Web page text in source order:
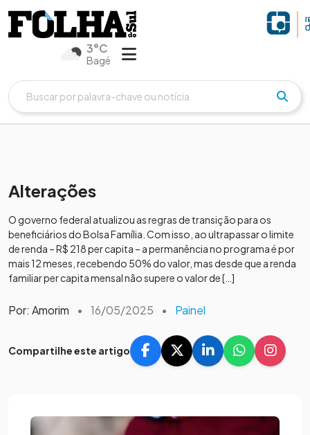
3°C
Bagé
Alterações
O governo federal atualizou as regras de transição para os
beneficiários do Bolsa Família. Com isso, ao ultrapassar o limite
de renda – R$ 218 per capita – a permanência no programa é por
mais 12 meses, recebendo 50% do valor, mas desde que a renda
familiar per capita mensal não supere o valor de […]
Por: Amorim • 16/05/2025 • Painel
Compartilhe este artigo